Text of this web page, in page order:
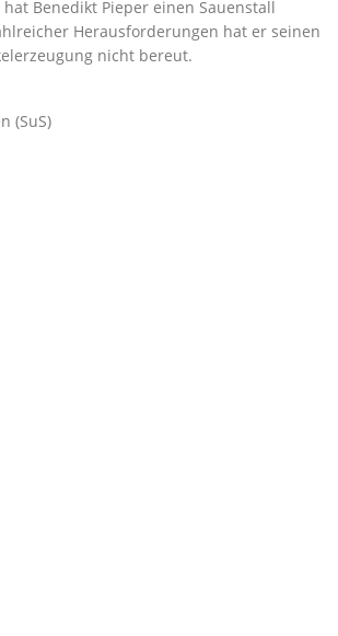
Benedikt Pieper einen Sauenstall
Herausforderungen hat er seinen
nicht bereut.
(SuS)